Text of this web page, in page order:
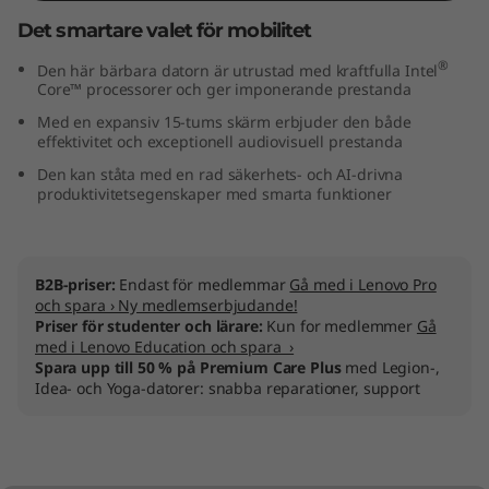
n
e
Det smartare valet för mobilitet
Den här bärbara datorn är utrustad med kraftfulla Intel®
Core™ processorer och ger imponerande prestanda
Med en expansiv 15-tums skärm erbjuder den både
effektivitet och exceptionell audiovisuell prestanda
Den kan ståta med en rad säkerhets- och AI-drivna
produktivitetsegenskaper med smarta funktioner
B2B-priser: Endast för medlemmar Gå med i Lenovo Pro
och spara › Ny medlemserbjudande!
Priser för studenter och lärare: Kun for medlemmer Gå
med i Lenovo Education och spara ›
Spara upp till 50 % på Premium Care Plusmed Legion-,
Idea- och Yoga-datorer: snabba reparationer, support